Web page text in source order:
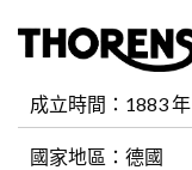
成立時間：1883 年
國家地區：德國